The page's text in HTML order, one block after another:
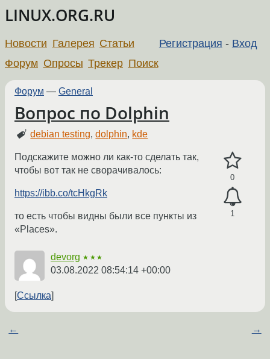
LINUX.ORG.RU
Регистрация - Вход
Новости Галерея Статьи
Форум Опросы Трекер Поиск
Форум — General
Вопрос по Dolphin
debian testing,dolphin, kde
0
1
Подскажите можно ли как-то сделать так,
чтобы вот так не сворачивалось:
https://ibb.co/tcHkgRk
то есть чтобы видны были все пункты из
«Places».
devorg ★★★
03.08.2022 08:54:14 +00:00
Ссылка
← →